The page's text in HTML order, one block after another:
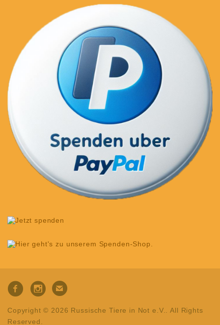
Copyright © 2026 Russische Tiere in Not e.V.. All Rights
Reserved.